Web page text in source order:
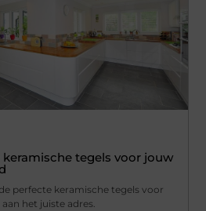
tegels voor jouw
perfecte keramische tegels voor
het juiste adres.